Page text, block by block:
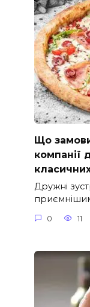
Що
компанії
Дружні
0 11